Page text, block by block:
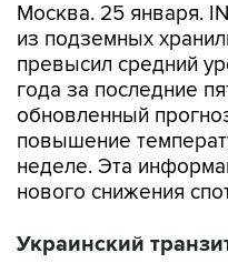
Москва. 25 января.
из подземных
превысил средний
года за последние
обновленный
повышение
неделе. Эта
нового снижения
Украинский